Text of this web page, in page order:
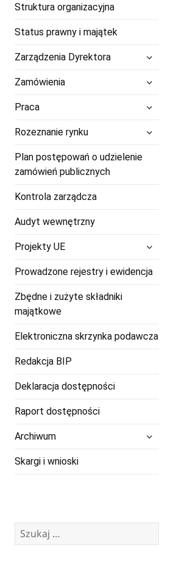
Struktura organizacyjna
Status prawny i majątek
Zarządzenia Dyrektora
rozwiń
menu
Zamówienia
Praca
Rozeznanie rynkurozwiń
menu
potomne
Plan postępowań o udzielenie
zamówień publicznych
Kontrola zarządcza
Audyt wewnętrzny
Projekty UE
potomne
Prowadzone rejestry i ewidencja
Zbędne i zużyte składniki
majątkowe
Elektroniczna skrzynka podawcza
Redakcja BIP
Deklaracja dostępności
Raport dostępności
Archiwum
Skargi i wnioski
Szukaj: